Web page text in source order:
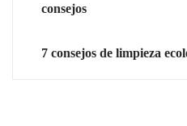
consejos
7 consejos de limpieza